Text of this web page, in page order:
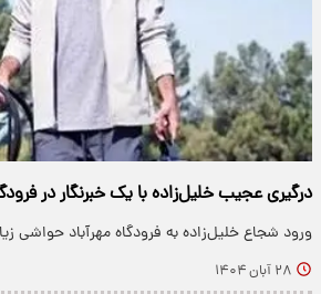
درگیری عجیب خلیل‌زاده با یک خبرنگار در
ورود شجاع خلیل‌زاده به فرودگاه مهرآباد حواشی
۲۸ آبان ۱۴۰۴